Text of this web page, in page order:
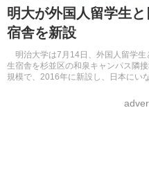
8月開催イベント・WS 全国公立高校
自由研究教材（小学生向け）
明大が外国人留学生
宿舎を新設
明治大学は7月14日、外国人留学生
生宿舎を杉並区の和泉キャンパス隣
規模で、2016年に新設し、日本にい